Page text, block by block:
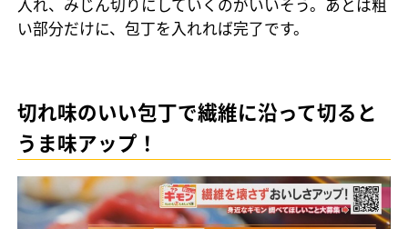
入れ、みじん切りにしていくのがいいそう。あとは粗
い部分だけに、包丁を入れれば完了です。
切れ味のいい包丁で繊維に沿って切ると
うま味アップ！